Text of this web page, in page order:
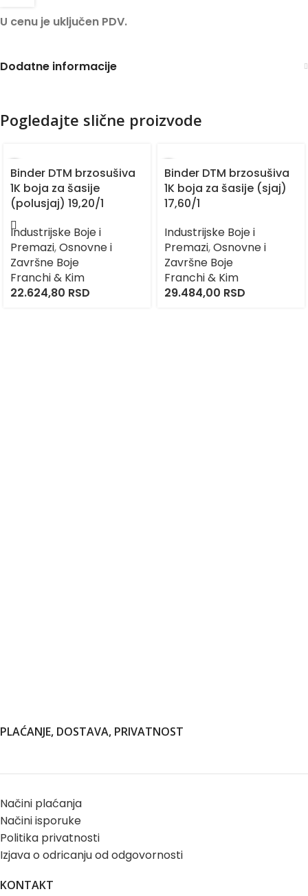
U cenu je uključen PDV.
Dodatne informacije
Pogledajte slične proizvode
Binder DTM brzosušiva
1K boja za šasije
(polusjaj) 19,20/1
Industrijske Boje i
Premazi,Osnovne i
Završne Boje
Franchi & Kim
22.624,80 RSD
Binder DTM brzosušiva
1K boja za šasije (sjaj)
17,60/1
Industrijske Boje i
Premazi,Osnovne i
Završne Boje
Franchi & Kim
29.484,00 RSD
PLAĆANJE, DOSTAVA, PRIVATNOST
Načini plaćanja
Načini isporuke
Politika privatnosti
Izjava o odricanju od odgovornosti
KONTAKT